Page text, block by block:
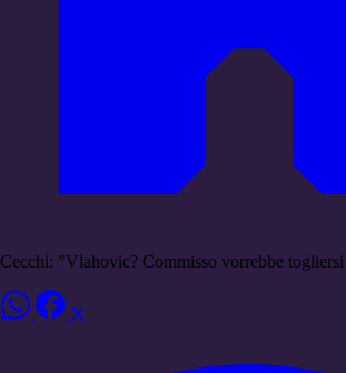
Cecchi: "Vlahovic? Commisso vorrebbe